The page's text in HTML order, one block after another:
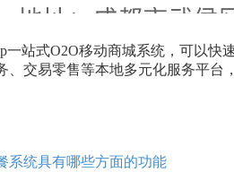
站式O2O移动商城系统，可以快
、交易零售等本地多元化服务平台
系统具有哪些方面的功能